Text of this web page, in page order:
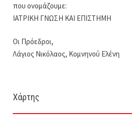
που ονομάζουμε:
ΙΑΤΡΙΚΗ ΓΝΩΣΗ ΚΑΙ ΕΠΙΣΤΗΜΗ
Οι Πρόεδροι,
Λάγιος Νικόλαος, Κομνηνού Ελένη
Χάρτης